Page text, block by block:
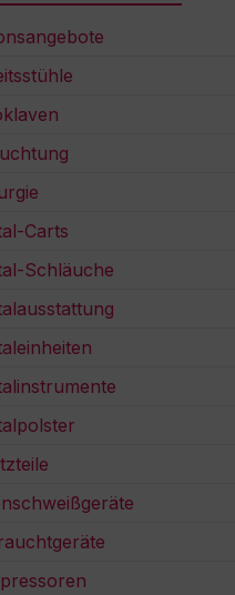
Carts
Schläuche